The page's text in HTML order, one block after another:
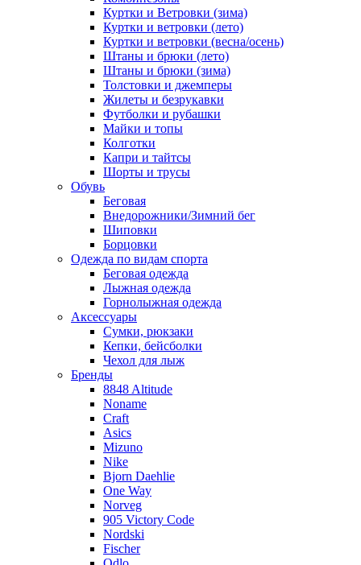
Куртки и Ветровки (зима)
Куртки и ветровки (лето)
Куртки и ветровки (весна/осень)
Штаны и брюки (лето)
Штаны и брюки (зима)
Толстовки и джемперы
Жилеты и безрукавки
Футболки и рубашки
Майки и топы
Колготки
Капри и тайтсы
Шорты и трусы
Обувь
Беговая
Внедорожники/Зимний бег
Шиповки
Борцовки
Одежда по видам спорта
Беговая одежда
Лыжная одежда
Горнолыжная одежда
Аксессуары
Сумки, рюкзаки
Кепки, бейсболки
Чехол для лыж
Бренды
8848 Altitude
Noname
Craft
Asics
Mizuno
Nike
Bjorn Daehlie
One Way
Norveg
905 Victory Code
Nordski
Fischer